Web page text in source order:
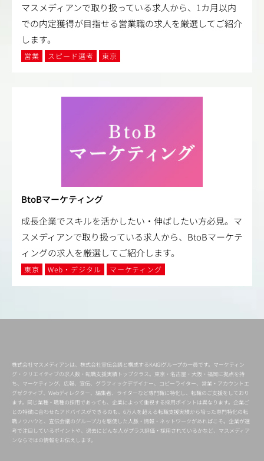
マスメディアンで取り扱っている求人から、1カ月以内
での内定獲得が目指せる営業職の求人を厳選してご紹介
します。
営業 スピード選考 東京
BtoBマーケティング
成長企業でスキルを活かしたい・伸ばしたい方必見。マ
スメディアンで取り扱っている求人から、BtoBマーケテ
ィングの求人を厳選してご紹介します。
東京 Web・デジタル マーケティング
株式会社マスメディアンは、株式会社宣伝会議と構成するKAIGIグループの一員です。マーケティン
グ・クリエイティブの求人数・転職支援実績トップクラス。東京・名古屋・大阪・福岡に拠点を持
ち、マーケティング、広報、宣伝、グラフィックデザイナー、コピーライター、営業・アカウントエ
グゼクティブ、Webディレクター、編集者、ライターなど専門職に特化し、転職のご支援をしており
ます。同じ業種・職種の採用であっても、企業によって重視する採用ポイントは異なります。企業ご
との特徴に合わせたアドバイスができるのも、6万人を超える転職支援実績から培った専門特化の転
職ノウハウと、宣伝会議のグループ力を駆使した人脈・情報・ネットワークがあればこそ。企業が選
考で注目しているポイントや、過去にどんな人がプラス評価・採用されているかなど、マスメディア
ンならではの情報をお伝えします。